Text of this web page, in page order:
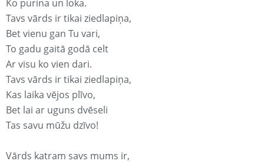
Ko purina un loka.
Tavs vārds ir tikai ziedlapiņa,
Bet vienu gan Tu vari,
To gadu gaitā godā celt
Ar visu ko vien dari.
Tavs vārds ir tikai ziedlapiņa,
Kas laika vējos plīvo,
Bet lai ar uguns dvēseli
Tas savu mūžu dzīvo!
Vārds katram savs mums ir,